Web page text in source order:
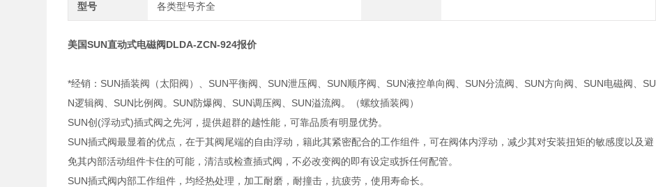
型号 各类型号齐全
美国SUN直动式电磁阀DLDA-ZCN-924报价
*经销：SUN插装阀（太阳阀）、SUN平衡阀、SUN泄压阀、SUN顺序阀、SUN液控单向阀、SUN分流阀、SUN方向阀、SUN电磁阀、SU
N逻辑阀、SUN比例阀。SUN防爆阀、SUN调压阀、SUN溢流阀。（螺纹插装阀）
SUN创(浮动式)插式阀之先河，提供超群的越性能，可靠品质有明显优势。
SUN插式阀最显着的优点，在于其阀尾端的自由浮动，籍此其紧密配合的工作组件，可在阀体内浮动，减少其对安装扭矩的敏感度以及避
免其内部活动组件卡住的可能，清洁或检查插式阀，不必改变阀的即有设定或拆任何配管。
SUN插式阀内部工作组件，均经热处理，加工耐磨，耐撞击，抗疲劳，使用寿命长。